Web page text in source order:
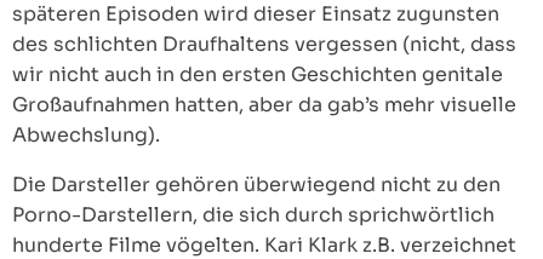
späteren Episoden wird dieser Einsatz zugunsten
des schlichten Draufhaltens vergessen (nicht, dass
wir nicht auch in den ersten Geschichten genitale
Großaufnahmen hatten, aber da gab’s mehr visuelle
Abwechslung).
Die Darsteller gehören überwiegend nicht zu den
Porno-Darstellern, die sich durch sprichwörtlich
hunderte Filme vögelten. Kari Klark z.B. verzeichnet